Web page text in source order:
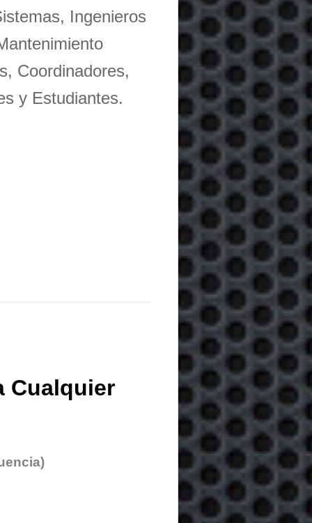
Ingenieros
Coordinadores,
y Estudiantes.
Cualquier